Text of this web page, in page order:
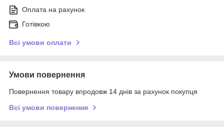
Оплата на рахунок
Готівкою
Всі умови оплати
Умови повернення
Повернення товару впродовж 14 днів за рахунок покупця
Всі умови повернення